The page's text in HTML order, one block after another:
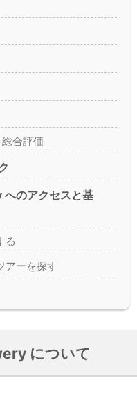
合評価
のアクセスと基
る
アーを探す
について